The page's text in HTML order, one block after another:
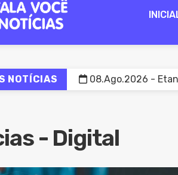
NOTÍCIAS
08.Ago.2026 -
08.Ago.2026 - PM
08.Ago.2026 -
08.Ago.2026 - Fies
- Digital